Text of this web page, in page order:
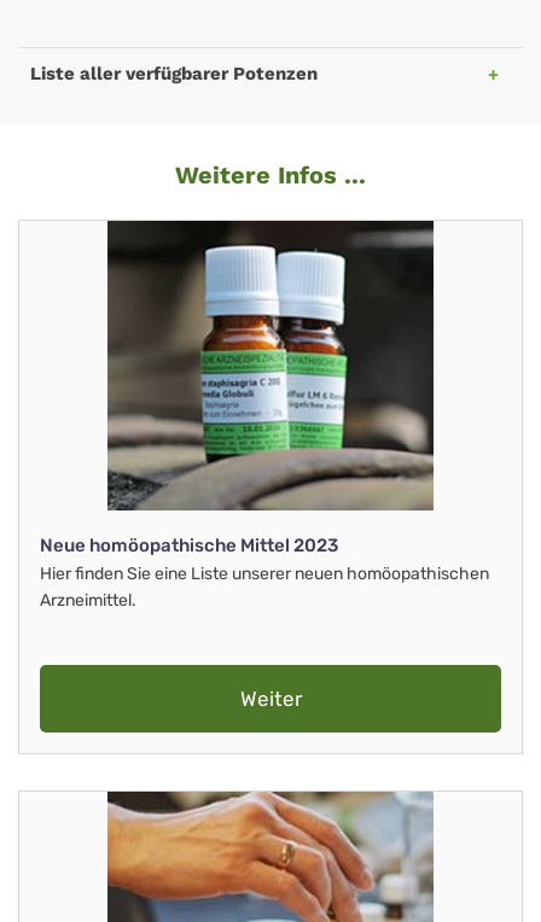
Liste aller verfügbarer Potenzen
Weitere Infos ...
Neue homöopathische Mittel 2023
Hier finden Sie eine Liste unserer neuen homöopathischen
Arzneimittel.
Weiter